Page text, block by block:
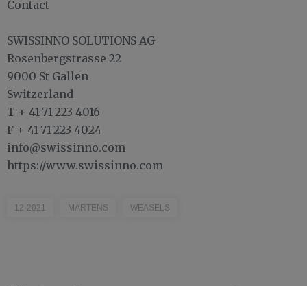
Contact
SWISSINNO SOLUTIONS AG
Rosenbergstrasse 22
9000 St Gallen
Switzerland
T + 41-71-223 4016
F + 41-71-223 4024
info@swissinno.com
https://www.swissinno.com
12-2021 MARTENS WEASELS